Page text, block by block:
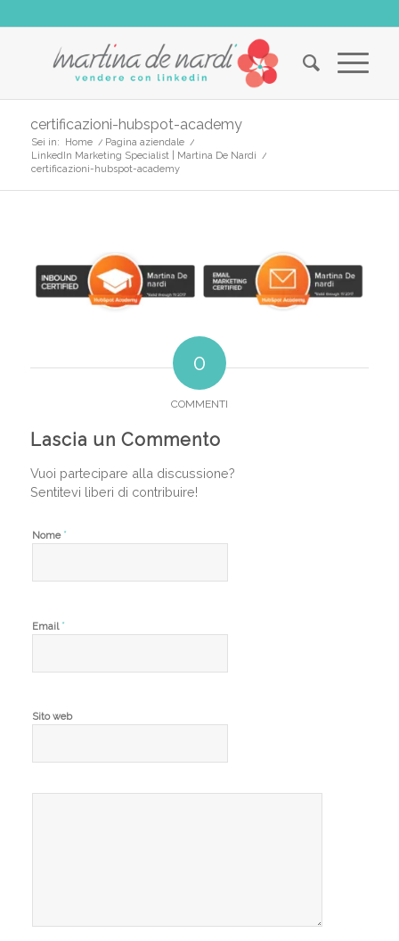
certificazioni-hubspot-academy
Sei in: Home / Pagina aziendale /
LinkedIn Marketing Specialist | Martina De Nardi /
certificazioni-hubspot-academy
0
COMMENTI
Lascia un Commento
Vuoi partecipare alla discussione?
Sentitevi liberi di contribuire!
Nome *
Email *
Sito web